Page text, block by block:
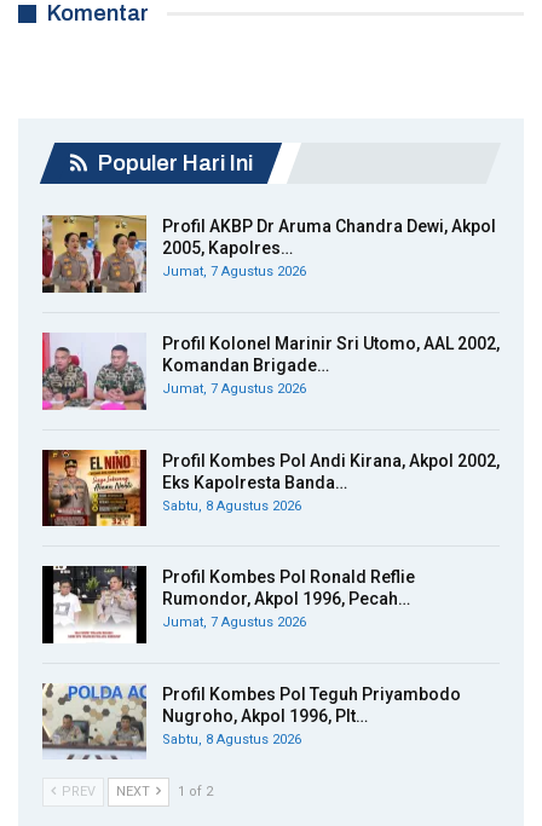
Komentar
Populer Hari Ini
Profil AKBP Dr Aruma Chandra Dewi, Akpol
2005, Kapolres…
Jumat, 7 Agustus 2026
Profil Kolonel Marinir Sri Utomo, AAL 2002,
Komandan Brigade…
Jumat, 7 Agustus 2026
Profil Kombes Pol Andi Kirana, Akpol 2002,
Eks Kapolresta Banda…
Sabtu, 8 Agustus 2026
Profil Kombes Pol Ronald Reflie
Rumondor, Akpol 1996, Pecah…
Jumat, 7 Agustus 2026
Profil Kombes Pol Teguh Priyambodo
Nugroho, Akpol 1996, Plt…
Sabtu, 8 Agustus 2026
PREV NEXT 1 of 2